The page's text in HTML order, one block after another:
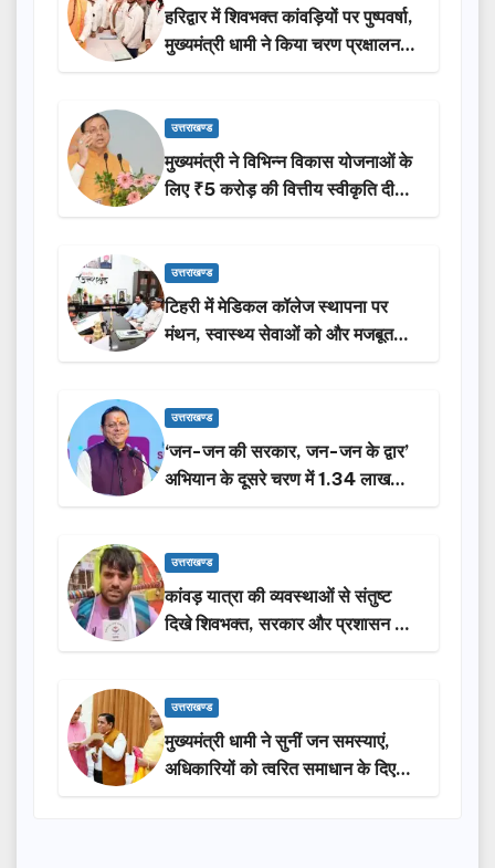
हरिद्वार में शिवभक्त कांवड़ियों पर पुष्पवर्षा,
मुख्यमंत्री धामी ने किया चरण प्रक्षालन…
उत्तराखण्ड
मुख्यमंत्री ने विभिन्न विकास योजनाओं के
लिए ₹5 करोड़ की वित्तीय स्वीकृति दी…
उत्तराखण्ड
टिहरी में मेडिकल कॉलेज स्थापना पर
मंथन, स्वास्थ्य सेवाओं को और मजबूत
करेगी सरकार: मुख्यमंत्री धामी…
उत्तराखण्ड
‘जन-जन की सरकार, जन-जन के द्वार’
अभियान के दूसरे चरण में 1.34 लाख
लोगों की भागीदारी…
उत्तराखण्ड
कांवड़ यात्रा की व्यवस्थाओं से संतुष्ट
दिखे शिवभक्त, सरकार और प्रशासन की
सराहना…
उत्तराखण्ड
मुख्यमंत्री धामी ने सुनीं जन समस्याएं,
अधिकारियों को त्वरित समाधान के दिए
निर्देश